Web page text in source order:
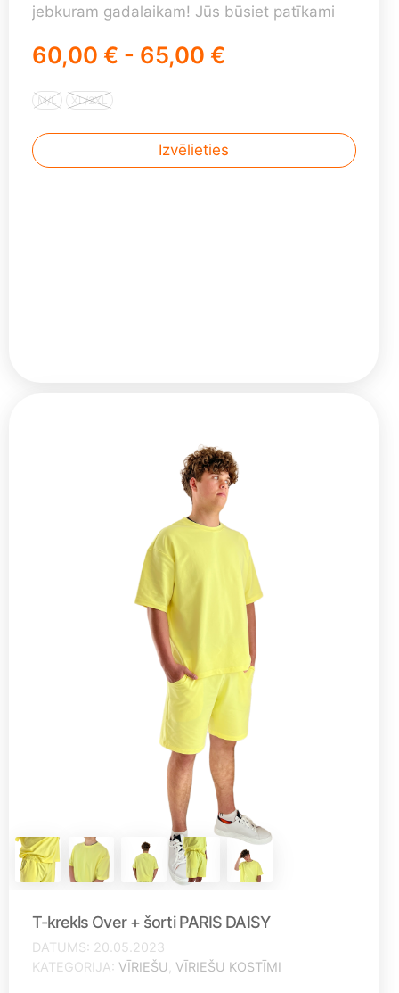
jebkuram gadalaikam! Jūs būsiet patīkami
Neticami mīksts materiāls un lieliska krāsu
galvenā atšķirība no citiem ražotājiem ir ne
52 izmēram, bet arī 4 auguma grupas.
Sievietēm no 154 cm līdz 184 cm... Lasīt
60,00 € - 65,00 €
M/L XL/2XL
Izvēlieties
T-krekls Over + šorti PARIS DAISY
DATUMS
20.05.2023
KATEGORIJA VĪRIEŠU VĪRIEŠU KOSTĪMI